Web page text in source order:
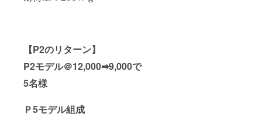
【P2のリターン】
P2モデル＠12,000➡9,000で
5名様
Ｐ5モデル組成